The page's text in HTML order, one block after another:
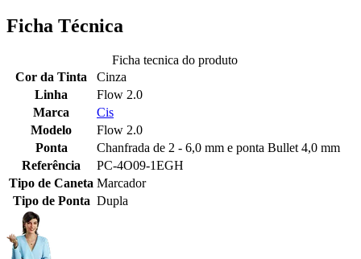
Ficha Técnica
Ficha tecnica do produto
Cor da Tinta
Cinza
Linha
Flow 2.0
Marca
Cis
Modelo
Flow 2.0
Ponta
Chanfrada de 2 - 6,0 mm e ponta Bullet 4,0 mm
Referência
PC-4O09-1EGH
Tipo de Caneta Marcador
Tipo de Ponta Dupla